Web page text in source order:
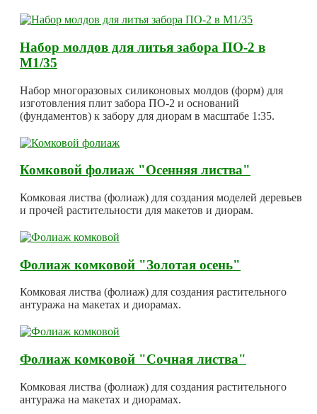
Набор молдов для литья забора ПО-2 в
М1/35
Набор многоразовых силиконовых молдов (форм) для
изготовления плит забора ПО-2 и оснований
(фундаментов) к забору для диорам в масштабе 1:35.
Комковой фолиаж "Осенняя листва"
Комковая листва (фолиаж) для создания моделей деревьев
и прочей растительности для макетов и диорам.
Фолиаж комковой "Золотая осень"
Комковая листва (фолиаж) для создания растительного
антуража на макетах и диорамах.
Фолиаж комковой "Сочная листва"
Комковая листва (фолиаж) для создания растительного
антуража на макетах и диорамах.